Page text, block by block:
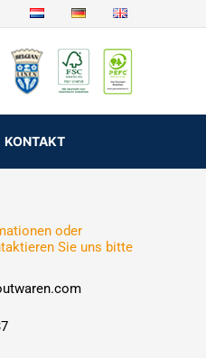
KONTAKT
oder
Sie uns bitte